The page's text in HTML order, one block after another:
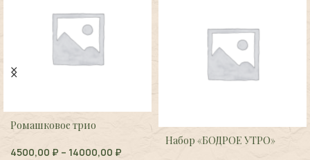
Ромашковое трио
4500,00 ₽ – 14000,00 ₽
Набор «БОДРОЕ УТРО»